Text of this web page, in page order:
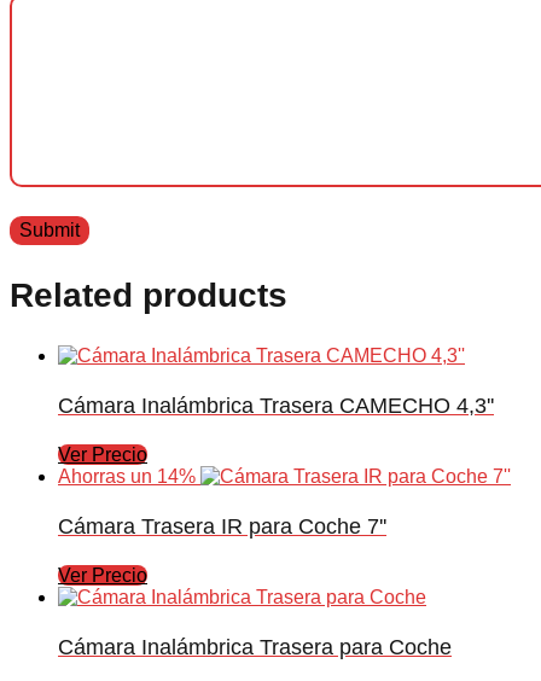
Related products
Cámara Inalámbrica Trasera CAMECHO 4,3''
Ver Precio
Ahorras un 14%
Cámara Trasera IR para Coche 7''
Ver Precio
Cámara Inalámbrica Trasera para Coche